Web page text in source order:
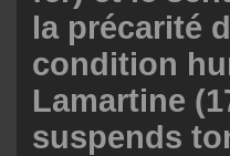
la précarité
condition
Lamartine
suspends